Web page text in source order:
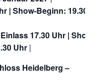
| Show-Beginn: 19.30
17.30 Uhr | Show-
Uhr |
Heidelberg –